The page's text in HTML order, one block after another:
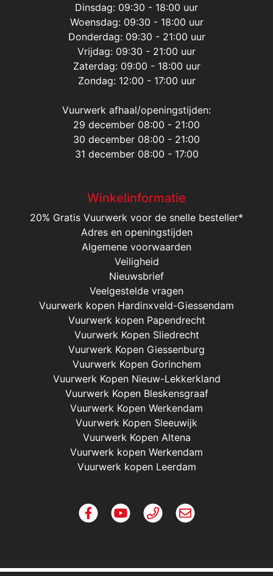
Dinsdag: 09:30 - 18:00 uur
Woensdag: 09:30 - 18:00 uur
Donderdag: 09:30 - 21:00 uur
Vrijdag: 09:30 - 21:00 uur
Zaterdag: 09:00 - 18:00 uur
Zondag: 12:00 - 17:00 uur
Vuurwerk afhaal/openingstijden:
29 december 08:00 - 21:00
30 december 08:00 - 21:00
31 december 08:00 - 17:00
Winkelinformatie
20% Gratis Vuurwerk voor de snelle besteller*
Adres en openingstijden
Algemene voorwaarden
Veiligheid
Nieuwsbrief
Veelgestelde vragen
Vuurwerk kopen Hardinxveld-Giessendam
Vuurwerk kopen Papendrecht
Vuurwerk Kopen Sliedrecht
Vuurwerk Kopen Giessenburg
Vuurwerk Kopen Gorinchem
Vuurwerk Kopen Nieuw-Lekkerkland
Vuurwerk Kopen Bleskensgraaf
Vuurwerk Kopen Werkendam
Vuurwerk Kopen Sleeuwijk
Vuurwerk Kopen Altena
Vuurwerk kopen Werkendam
Vuurwerk kopen Leerdam